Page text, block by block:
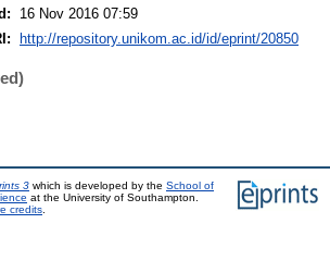
16 Nov 2016 07:59
http://repository.unikom.ac.id/id/eprint/20850
3 which is developed by the School of
at the University of Southampton.
credits